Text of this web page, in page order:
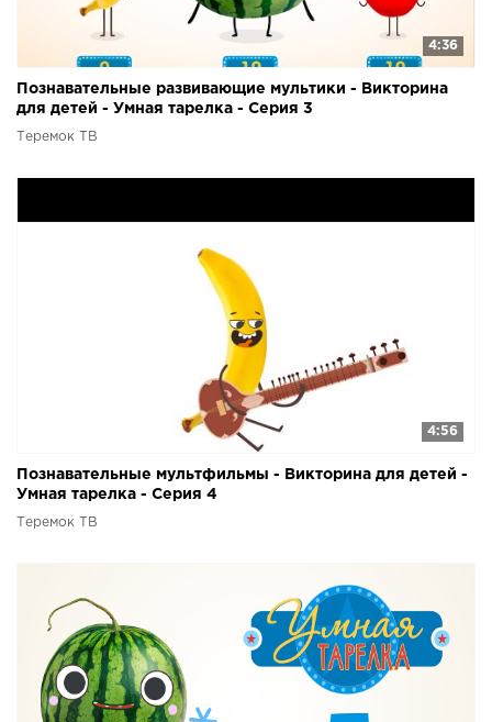
4:36
Познавательные развивающие мультики - Викторина
для детей - Умная тарелка - Серия 3
Теремок ТВ
4:56
Познавательные мультфильмы - Викторина для детей -
Умная тарелка - Серия 4
Теремок ТВ